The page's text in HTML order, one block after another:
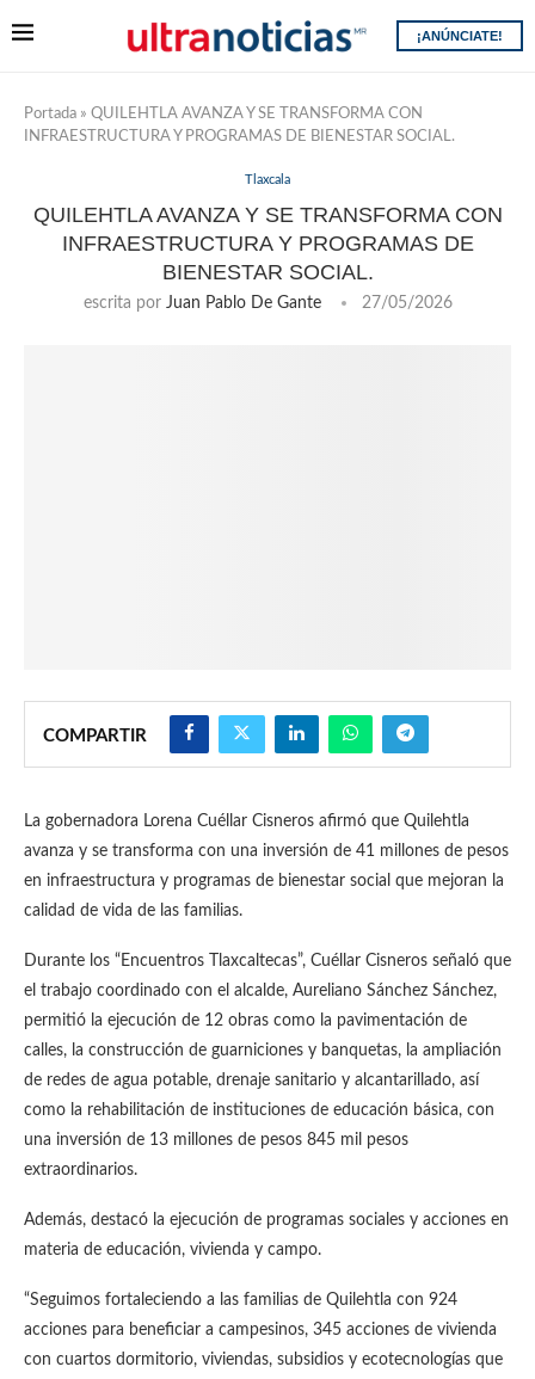
¡ANÚNCIATE!
Portada » QUILEHTLA AVANZA Y SE TRANSFORMA CON
INFRAESTRUCTURA Y PROGRAMAS DE BIENESTAR SOCIAL.
Tlaxcala
QUILEHTLA AVANZA Y SE TRANSFORMA CON
INFRAESTRUCTURA Y PROGRAMAS DE
BIENESTAR SOCIAL.
escrita por Juan Pablo De Gante 27/05/2026
COMPARTIR
La gobernadora Lorena Cuéllar Cisneros afirmó que Quilehtla
avanza y se transforma con una inversión de 41 millones de pesos
en infraestructura y programas de bienestar social que mejoran la
calidad de vida de las familias.
Durante los “Encuentros Tlaxcaltecas”, Cuéllar Cisneros señaló que
el trabajo coordinado con el alcalde, Aureliano Sánchez Sánchez,
permitió la ejecución de 12 obras como la pavimentación de
calles, la construcción de guarniciones y banquetas, la ampliación
de redes de agua potable, drenaje sanitario y alcantarillado, así
como la rehabilitación de instituciones de educación básica, con
una inversión de 13 millones de pesos 845 mil pesos
extraordinarios.
Además, destacó la ejecución de programas sociales y acciones en
materia de educación, vivienda y campo.
“Seguimos fortaleciendo a las familias de Quilehtla con 924
acciones para beneficiar a campesinos, 345 acciones de vivienda
con cuartos dormitorio, viviendas, subsidios y ecotecnologías que